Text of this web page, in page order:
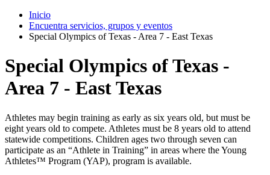
Inicio
Encuentra servicios, grupos y eventos
Special Olympics of Texas - Area 7 - East Texas
Special Olympics of Texas -
Area 7 - East Texas
Athletes may begin training as early as six years old, but must be
eight years old to compete. Athletes must be 8 years old to attend
statewide competitions. Children ages two through seven can
participate as an “Athlete in Training” in areas where the Young
Athletes™ Program (YAP), program is available.